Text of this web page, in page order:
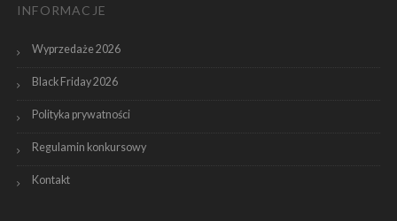
INFORMACJE
Wyprzedaże 2026
Black Friday 2026
Polityka prywatności
Regulamin konkursowy
Kontakt